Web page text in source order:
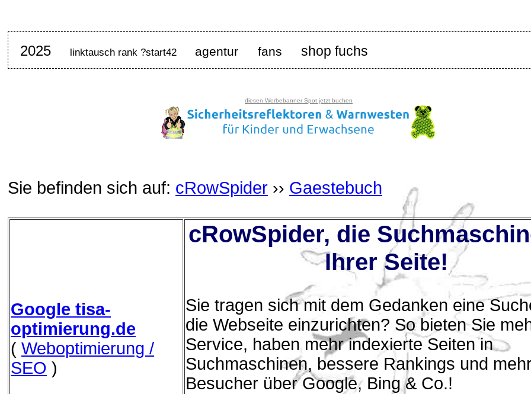
2025 linktausch rank ?start42 agentur fans shop fuchs
diesen Werbebanner Spot jetzt buchen
Sie befinden sich auf: cRowSpider ›› Gaestebuch
Google tisa-
optimierung.de
( Weboptimierung /
SEO )
cRowSpider, die
Ihrer Seite!
Sie tragen sich mit dem Gedanken eine
die Webseite einzurichten? So bieten Sie
Service, haben mehr indexierte Seiten in
Suchmaschinen, bessere Rankings und
Besucher über Google, Bing & Co.!